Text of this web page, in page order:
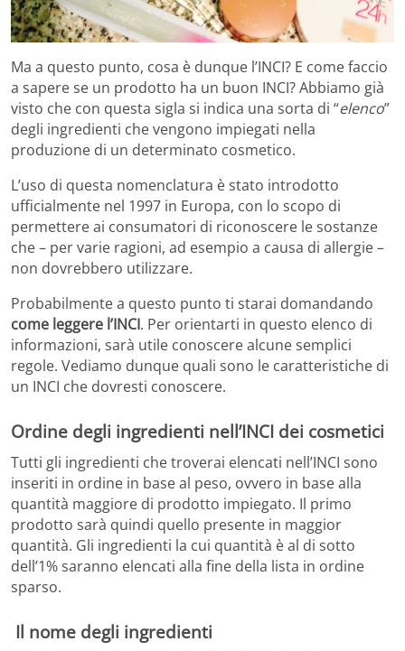
Ma a questo punto, cosa è dunque l’INCI? E come faccio
a sapere se un prodotto ha un buon INCI? Abbiamo già
visto che con questa sigla si indica una sorta di “elenco”
degli ingredienti che vengono impiegati nella
produzione di un determinato cosmetico.
L’uso di questa nomenclatura è stato introdotto
ufficialmente nel 1997 in Europa, con lo scopo di
permettere ai consumatori di riconoscere le sostanze
che – per varie ragioni, ad esempio a causa di allergie –
non dovrebbero utilizzare.
Probabilmente a questo punto ti starai domandando
come leggere l’INCI. Per orientarti in questo elenco di
informazioni, sarà utile conoscere alcune semplici
regole. Vediamo dunque quali sono le caratteristiche di
un INCI che dovresti conoscere.
Ordine degli ingredienti nell’INCI dei cosmetici
Tutti gli ingredienti che troverai elencati nell’INCI sono
inseriti in ordine in base al peso, ovvero in base alla
quantità maggiore di prodotto impiegato. Il primo
prodotto sarà quindi quello presente in maggior
quantità. Gli ingredienti la cui quantità è al di sotto
dell’1% saranno elencati alla fine della lista in ordine
sparso.
Il nome degli ingredienti